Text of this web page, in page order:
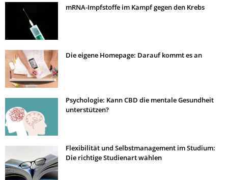
mRNA-Impfstoffe im Kampf gegen den Krebs
Die eigene Homepage: Darauf kommt es an
Psychologie: Kann CBD die mentale Gesundheit
unterstützen?
Flexibilität und Selbstmanagement im Studium:
Die richtige Studienart wählen